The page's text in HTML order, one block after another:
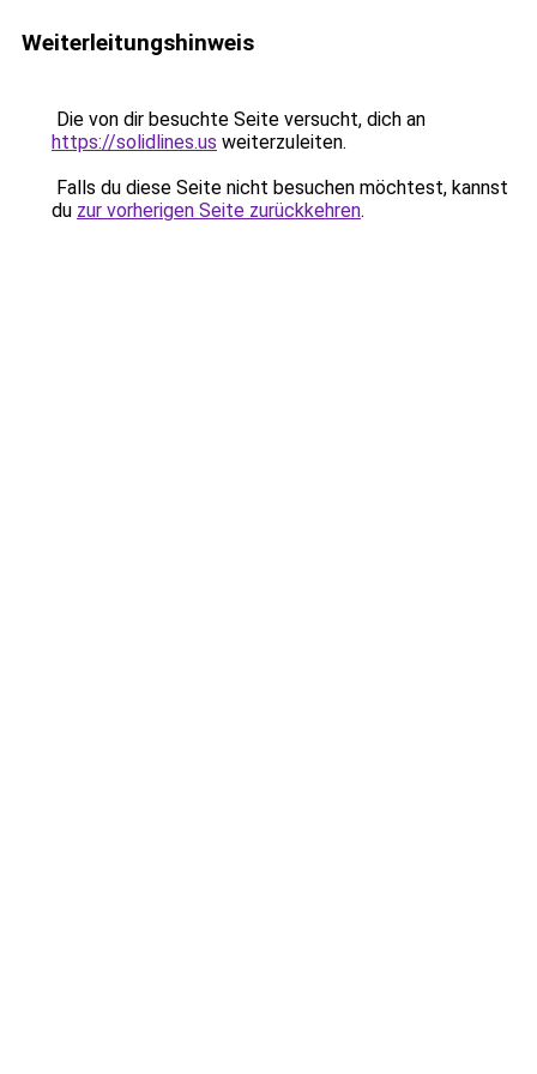
Weiterleitungshinweis
Die von dir besuchte Seite versucht, dich an
https://solidlines.us weiterzuleiten.
Falls du diese Seite nicht besuchen möchtest, kannst
du zur vorherigen Seite zurückkehren.